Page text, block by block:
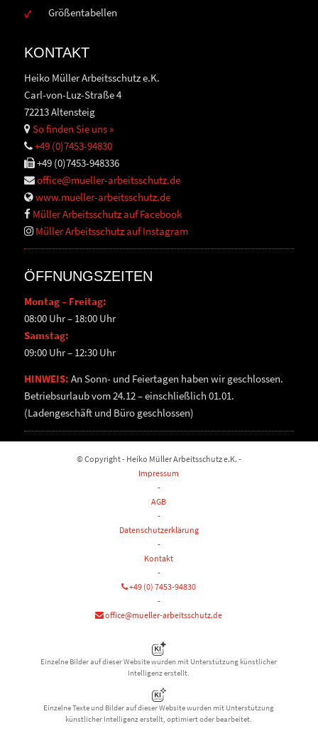
Größentabellen
KONTAKT
Heiko Müller Arbeitsschutz e.K.
Carl-von-Luz-Straße 4
72213 Altensteig
So finden Sie uns »
+49 (0)7453-94830
+49 (0)7453-948336
office@mueller-arbeitsschutz.de
www.mueller-arbeitsschutz.de
Müller Arbeitsschutz auf Facebook
Müller Arbeitsschutz auf Instagram
ÖFFNUNGSZEITEN
Montag – Freitag:
08:00 Uhr – 18:00 Uhr
Samstag:
09:00 Uhr – 12:30 Uhr
HINWEIS: An Sonn- und Feiertagen haben wir geschlossen.
Betriebsurlaub vom 24.12 – einschließlich 01.01.
(Ladengeschäft und Büro geschlossen)
© Copyright - Heiko Müller Arbeitsschutz e.K. -
Impressum
-
AGB
-
Datenschutzerklärung
-
Kontakt
-
+49 (0) 7453-94830
-
office@mueller-arbeitsschutz.de
Einzelne Bilder auf dieser Website wurden mit Unterstützung künstlicher
Intelligenz erstellt.
Einzelne Texte und Bilder auf dieser Website wurden mit Unterstützung
künstlicher Intelligenz erstellt, optimiert oder bearbeitet.